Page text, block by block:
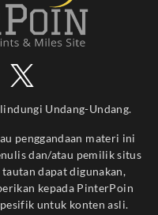
Undang-Undang.
penggandaan materi ini
dan/atau pemilik situs
dapat digunakan,
kepada PinterPoin
untuk konten asli.